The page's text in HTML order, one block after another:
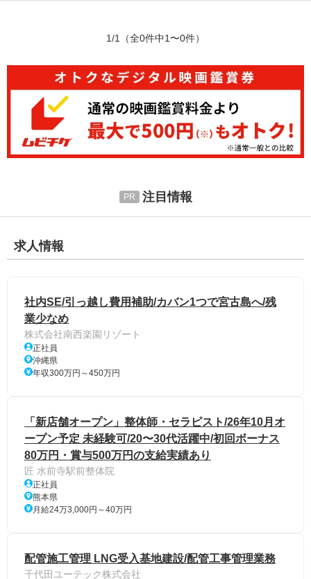
1/1 （全0件中1〜0件）
注目情報
求人情報
社内SE/引っ越し費用補助/カバン1つで宮古島へ/残
業少なめ
株式会社南西楽園リゾート
正社員
沖縄県
年収300万円～450万円
「新店舗オープン」整体師・セラピスト/26年10月オ
ープン予定 未経験可/20〜30代活躍中/初回ボーナス
80万円・賞与500万円の支給実績あり
匠 水前寺駅前整体院
正社員
熊本県
月給24万3,000円～40万円
配管施工管理 LNG受入基地建設/配管工事管理業務
千代田ユーテック株式会社